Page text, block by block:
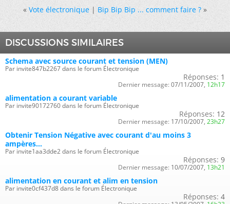
« Vote électronique|Bip Bip Bip ... comment faire ? »
DISCUSSIONS SIMILAIRES
Schema avec source courant et tension (MEN)
Par invite847b2267 dans le forum Électronique
Réponses: 1
Dernier message: 07/11/2007, 12h17
alimentation a courant variable
Par invite90172760 dans le forum Électronique
Réponses: 12
Dernier message: 17/10/2007, 23h27
Obtenir Tension Négative avec courant d'au moins 3
ampères...
Par invite1aa3dde2 dans le forum Électronique
Réponses: 9
Dernier message: 10/07/2007, 13h21
alimentation en courant et alim en tension
Par invite0cf437d8 dans le forum Électronique
Réponses: 4